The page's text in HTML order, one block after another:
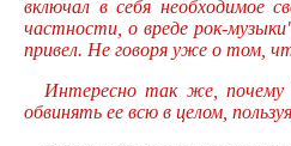
включал в себя необходимое
частности, о вреде рок-
привел. Не говоря уже о том,
Интересно так же, почему
обвинять ее всю в целом,